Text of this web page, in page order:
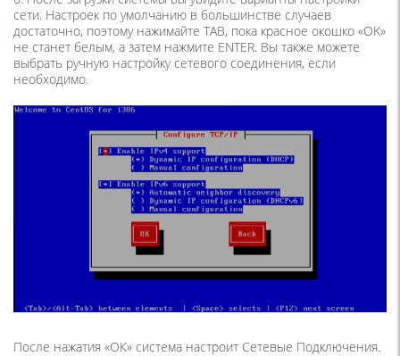
сети. Настроек по умолчанию в большинстве случаев
достаточно, поэтому нажимайте TAB, пока красное окошко «OK»
не станет белым, а затем нажмите ENTER. Вы также можете
выбрать ручную настройку сетевого соединения, если
необходимо.
После нажатия «ОК» система настроит Сетевые Подключения.